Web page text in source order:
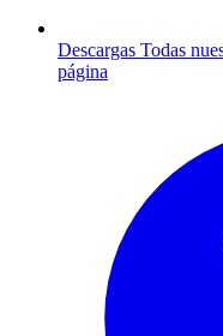
Descargas Todas
página